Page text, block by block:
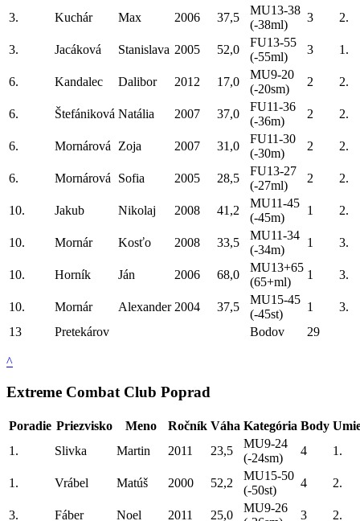
3. Kuchár Max 2006 37,5
MU13-38
(-38ml)
3 2.
3. Jacáková Stanislava 2005 52,0
FU13-55
(-55ml)
3 1.
6. Kandalec Dalibor 2012 17,0
MU9-20
(-20sm)
2 2.
6. Štefániková Natália 2007 37,0
FU11-36
(-36m)
2 2.
6. Mornárová Zoja 2007 31,0
FU11-30
(-30m)
2 2.
6. Mornárová Sofia 2005 28,5
FU13-27
(-27ml)
2 2.
10. Jakub Nikolaj 2008 41,2
MU11-45
(-45m)
1 2.
10. Mornár Kosťo 2008 33,5
MU11-34
(-34m)
1 3.
10. Horník Ján 2006 68,0
MU13+65
(65+ml)
1 3.
10. Mornár Alexander 2004 37,5
MU15-45
(-45st)
1
3.
13
Pretekárov Bodov 29
^
Extreme Combat Club Poprad
Poradie Priezvisko Meno Ročník Váha Kategória Body
1.
Slivka Martin 2011 23,5
MU9-24
(-24sm)
4 1.
1. Vrábel Matúš 2000 52,2
MU15-50
(-50st)
4 2.
3. Fáber Noel 2011 25,0
MU9-26
3 2.